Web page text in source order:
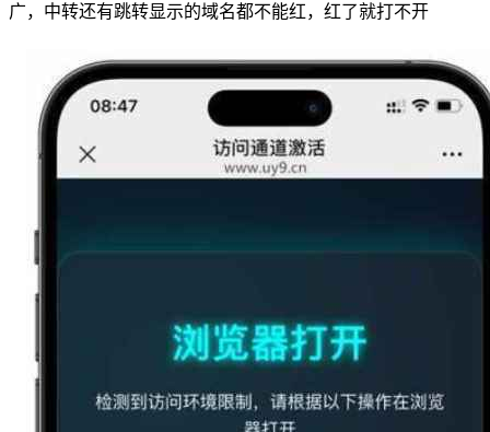
广，中转还有跳转显示的域名都不能红，红了就打不开